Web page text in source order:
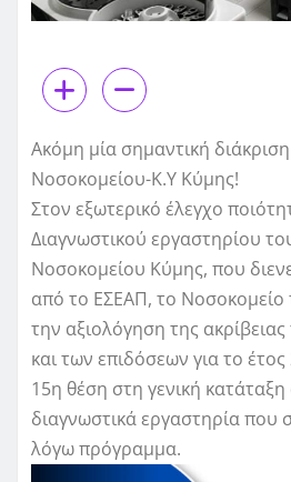
Ακόμη μία σημαντική
Νοσοκομείου-Κ.Υ Κύμης!
Στον εξωτερικό έλεγχο
Διαγνωστικού εργαστηρίου
Νοσοκομείου Κύμης, που
από το ΕΣΕΑΠ, το
την αξιολόγηση της
και των επιδόσεων για το
15η θέση στη γενική
διαγνωστικά εργαστηρία που
λόγω πρόγραμμα.